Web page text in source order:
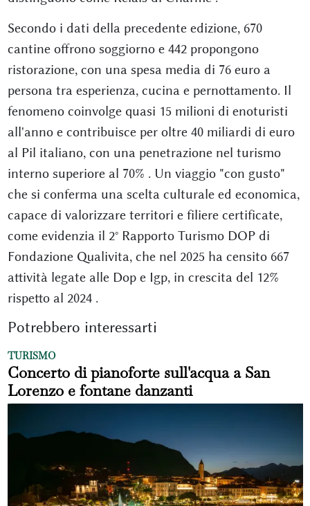
Secondo i dati della precedente edizione, 670
cantine offrono soggiorno e 442 propongono
ristorazione, con una spesa media di 76 euro a
persona tra esperienza, cucina e pernottamento. Il
fenomeno coinvolge quasi 15 milioni di enoturisti
all'anno e contribuisce per oltre 40 miliardi di euro
al Pil italiano, con una penetrazione nel turismo
interno superiore al 70% . Un viaggio "con gusto"
che si conferma una scelta culturale ed economica,
capace di valorizzare territori e filiere certificate,
come evidenzia il 2° Rapporto Turismo DOP di
Fondazione Qualivita, che nel 2025 ha censito 667
attività legate alle Dop e Igp, in crescita del 12%
rispetto al 2024 .
Potrebbero interessarti
TURISMO
Concerto di pianoforte sull'acqua a San
Lorenzo e fontane danzanti